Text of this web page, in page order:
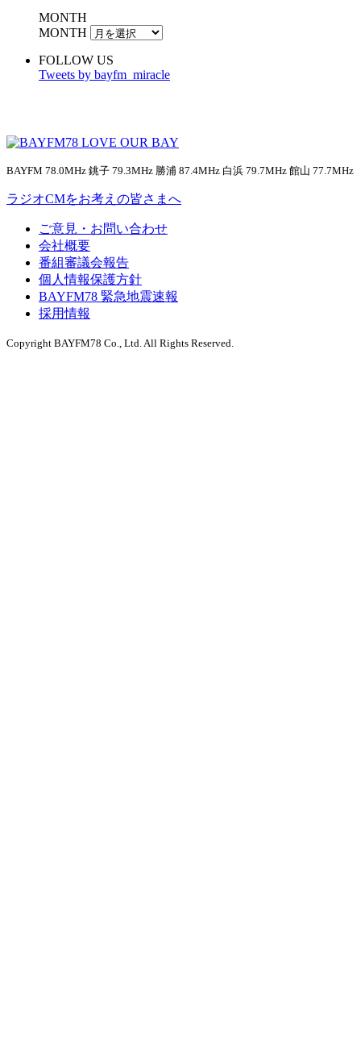
MONTH
MONTH
FOLLOW US
Tweets by bayfm_miracle
BAYFM 78.0MHz 銚子 79.3MHz 勝浦 87.4MHz 白浜 79.7MHz 館山 77.7MHz
ラジオCMをお考えの皆さまへ
ご意見・お問い合わせ
会社概要
番組審議会報告
個人情報保護方針
BAYFM78 緊急地震速報
採用情報
Copyright BAYFM78 Co., Ltd. All Rights Reserved.